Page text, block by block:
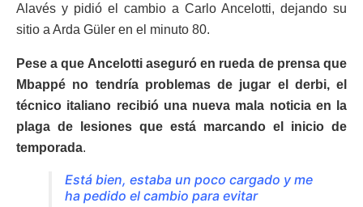
Alavés y pidió el cambio a Carlo Ancelotti, dejando su
sitio a Arda Güler en el minuto 80.
Pese a que Ancelotti aseguró en rueda de prensa que
Mbappé no tendría problemas de jugar el derbi, el
técnico italiano recibió una nueva mala noticia en la
plaga de lesiones que está marcando el inicio de
temporada.
Está bien, estaba un poco cargado y me
ha pedido el cambio para evitar